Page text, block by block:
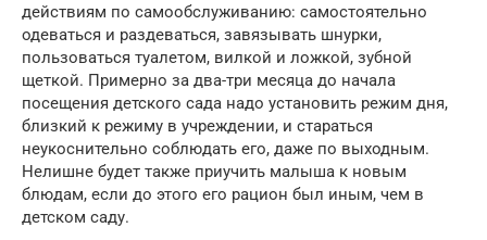
действиям по самообслуживанию: самостоятельно
одеваться и раздеваться, завязывать шнурки,
пользоваться туалетом, вилкой и ложкой, зубной
щеткой. Примерно за два-три месяца до начала
посещения детского сада надо установить режим дня,
близкий к режиму в учреждении, и стараться
неукоснительно соблюдать его, даже по выходным.
Нелишне будет также приучить малыша к новым
блюдам, если до этого его рацион был иным, чем в
детском саду.